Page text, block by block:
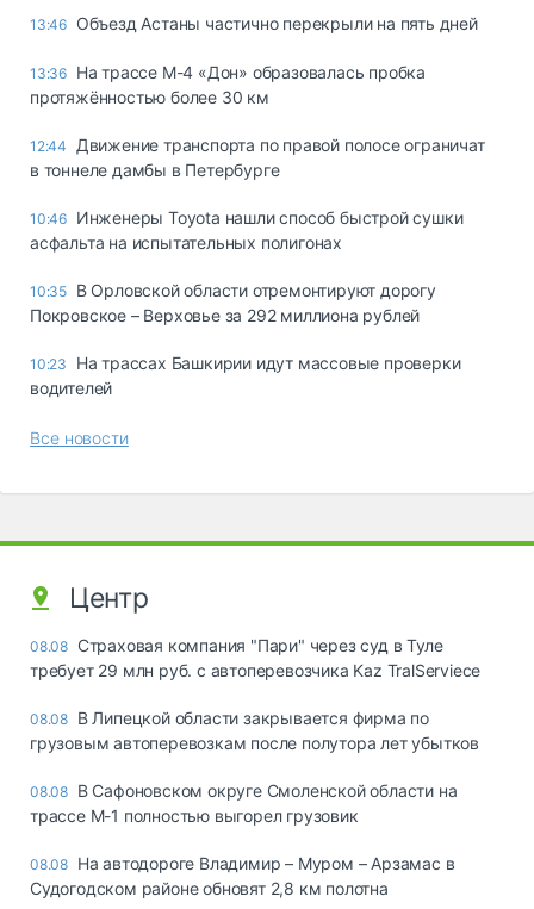
13:46 Объезд Астаны частично перекрыли на пять дней
13:36 На трассе М-4 «Дон» образовалась пробка
протяжённостью более 30 км
12:44
Движение транспорта по правой полосе ограничат
в тоннеле дамбы в Петербурге
10:46 Инженеры Toyota нашли способ быстрой сушки
асфальта на испытательных полигонах
10:35 В Орловской области отремонтируют дорогу
Покровское – Верховье за 292 миллиона рублей
10:23
На трассах Башкирии идут массовые проверки
водителей
Все новости
Центр
08.08 Страховая компания "Пари" через суд в Туле
требует 29 млн руб. с автоперевозчика Kaz TralServiece
08.08 В Липецкой области закрывается фирма по
грузовым автоперевозкам после полутора лет убытков
08.08 В Сафоновском округе Смоленской области на
трассе М-1 полностью выгорел грузовик
08.08 На автодороге Владимир – Муром – Арзамас в
Судогодском районе обновят 2,8 км полотна